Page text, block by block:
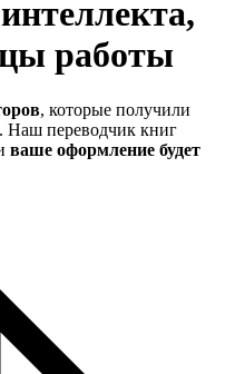
работы
, которые получили
Наш переводчик книг
ваше оформление будет